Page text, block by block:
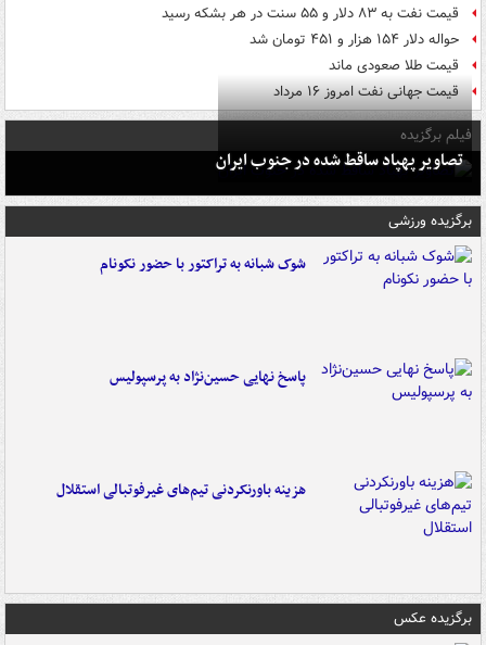
قیمت نفت به ۸۳ دلار و ۵۵ سنت در هر بشکه رسید
حواله دلار ۱۵۴ هزار و ۴۵۱ تومان شد
قیمت طلا صعودی ماند
قیمت جهانی نفت امروز ۱۶ مرداد
فیلم برگزیده
تصاویر پهپاد ساقط شده در جنوب ایران
برگزیده ورزشی
شوک شبانه به تراکتور با حضور نکونام
پاسخ نهایی حسین‌نژاد به پرسپولیس
هزینه باورنکردنی تیم‌های غیرفوتبالی استقلال
برگزیده عکس